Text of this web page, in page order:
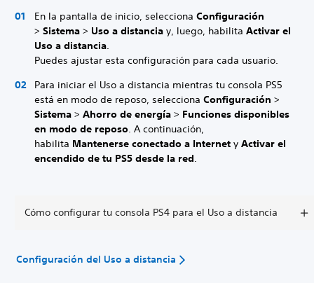
En la pantalla de inicio, selecciona Configuración
> Sistema > Uso a distancia y, luego, habilita Activar el
Uso a distancia.
Puedes ajustar esta configuración para cada usuario.
Para iniciar el Uso a distancia mientras tu consola PS5
está en modo de reposo, selecciona Configuración >
Sistema > Ahorro de energía > Funciones disponibles
en modo de reposo. A continuación,
habilita Mantenerse conectado a Internet y Activar el
encendido de tu PS5 desde la red.
Cómo configurar tu consola PS4 para el Uso a distancia
Configuración del Uso a distancia